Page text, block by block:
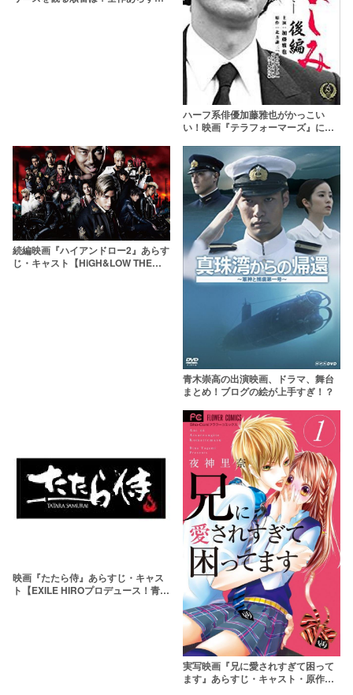
ハーフ系俳優加藤雅也がかっこい
い！映画『テラフォーマーズ』に出
続編映画『ハイアンドロー2』あらす
じ・キャスト【HiGH&LOW THE
青木崇高の出演映画、ドラマ、舞台
まとめ！ブログの絵が上手すぎ！？
映画『たたら侍』あらすじ・キャス
ト【EXILE HIROプロデュース！青柳
実写映画『兄に愛されすぎて困って
ます』あらすじ・キャスト・原作ネ